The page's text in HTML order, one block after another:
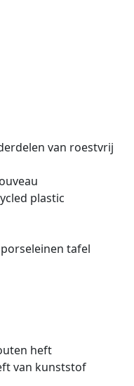
van roestvrij
plastic
tafel
heft
van kunststof